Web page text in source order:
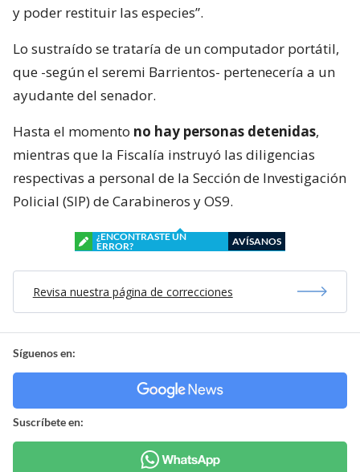
y poder restituir las especies”.
Lo sustraído se trataría de un computador portátil,
que -según el seremi Barrientos- pertenecería a un
ayudante del senador.
Hasta el momento no hay personas detenidas,
mientras que la Fiscalía instruyó las diligencias
respectivas a personal de la Sección de Investigación
Policial (SIP) de Carabineros y OS9.
¿ENCONTRASTE UN
ERROR?
AVÍSANOS
Revisa nuestra página de correcciones
Síguenos en:
Suscríbete en: